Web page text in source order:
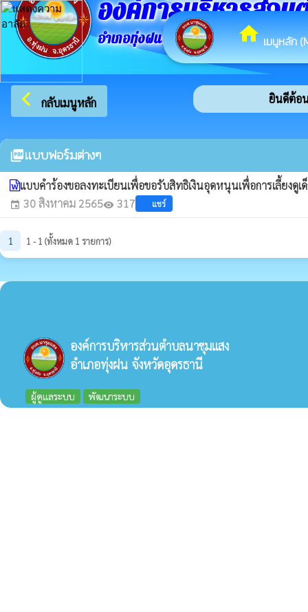
homeเมนูหลัก
องค์การบริหารส่วน
อำเภอทุ่งฝน จังหวัดอุดรธานี
arrow_back_ios กลับเมนูหลัก ยินดีต้อน
picture_as_pdfแบบฟอร์มต่างๆ
แบบคำร้องขอลงทะเบียนเพื่อขอรับสิทธิเงินอุดหนุนเพื่อการเลี้ยงดูเ
event 30 สิงหาคม 2565visibility 317 แชร์
1 1 - 1 (ทั้งหมด 1 รายการ)
องค์การบริหารส่วนตำบลนาชุมแสง
อำเภอทุ่งฝน จังหวัดอุดรธานี
ผู้ดูแลระบบ พัฒนาระบบ